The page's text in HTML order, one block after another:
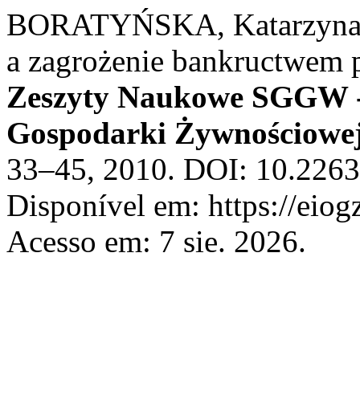
BORATYŃSKA,
a zagrożenie
Zeszyty Naukowe
Gospodarki
33–45, 2010. DOI:
Disponível em: https://
Acesso em: 7 sie. 2026.